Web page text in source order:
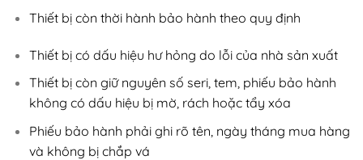
Thiết bị còn thời hành bảo hành theo quy định
Thiết bị có dấu hiệu hư hỏng do lỗi của nhà sản xuất
Thiết bị còn giữ nguyên số seri, tem, phiếu bảo hành
không có dấu hiệu bị mờ, rách hoặc tẩy xóa
Phiếu bảo hành phải ghi rõ tên, ngày tháng mua hàng
và không bị chắp vá